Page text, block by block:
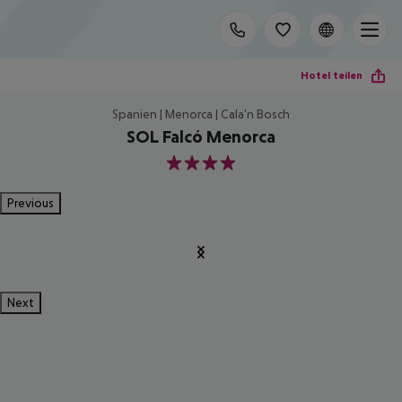
Hotel teilen
Spanien | Menorca | Cala'n Bosch
SOL Falcó Menorca
4
Previous
Next